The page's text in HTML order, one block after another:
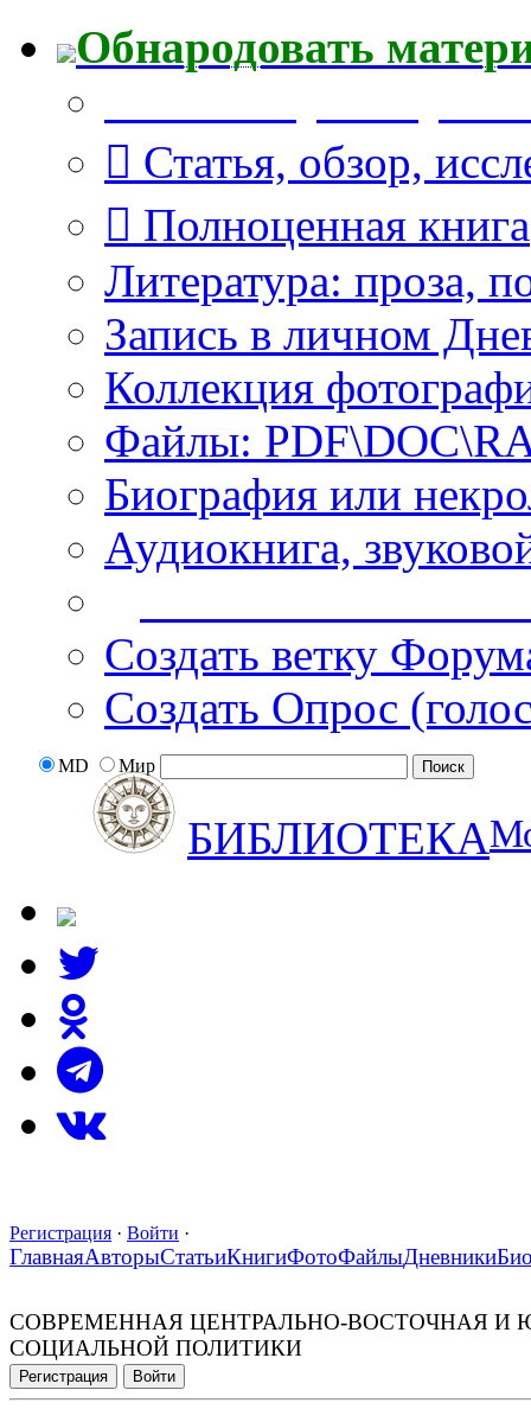
Обнародовать
Статья, обзор,
Полноценная книга
Литература: проза,
Запись в личном
Коллекция
Файлы:
Биография или
Аудиокнига,
Создать ветку
Создать Опрос
MD Мир
БИБЛИОТЕКА
Регистрация · Войти ·
ГлавнаяАвторыСтатьиКнигиФотоФайлыДневники
СОВРЕМЕННАЯ ЦЕНТРАЛЬНО-ВОСТОЧНАЯ
СОЦИАЛЬНОЙ ПОЛИТИКИ
Регистрация Войти